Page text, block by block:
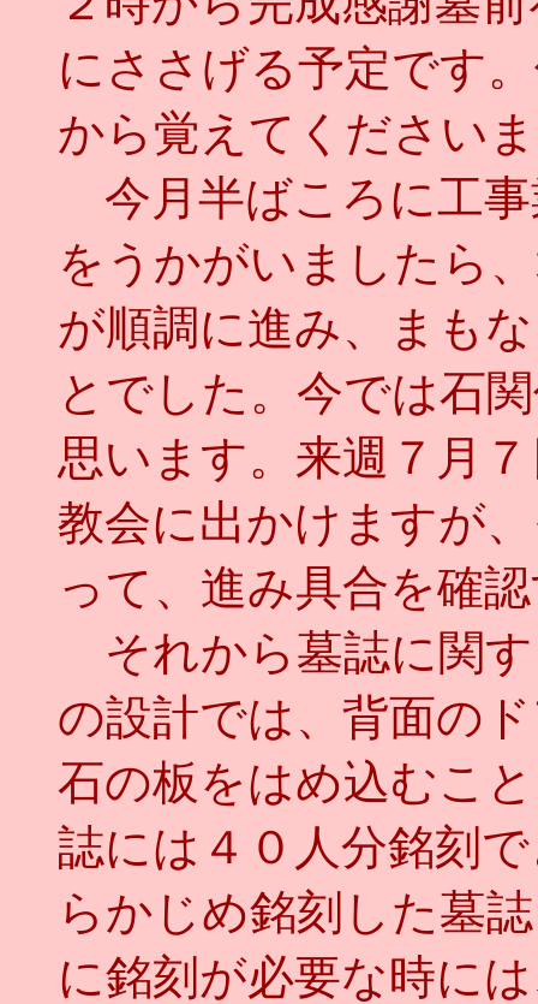
にささげる予定です
から覚えてください
今月半ばころに工
をうかがいましたら
が順調に進み、まも
とでした。今では石
思います。来週７月
教会に出かけますが
って、進み具合を確
それから墓誌に関
の設計では、背面の
石の板をはめ込むこ
誌には４０人分銘刻
らかじめ銘刻した墓
に銘刻が必要な時に